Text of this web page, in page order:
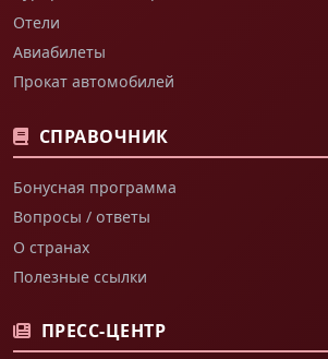
Отели
Авиабилеты
Прокат автомобилей
СПРАВОЧНИК
Бонусная программа
Вопросы / ответы
О странах
Полезные ссылки
ПРЕСС-ЦЕНТР